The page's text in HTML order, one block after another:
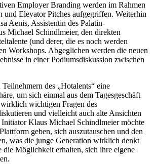
Employer Branding werden im Rahmen
und Elevator Pitches aufgegriffen. Weiterhin
Aenis, Assistentin des Palatin-
Michael Schindlmeier, den direkten
(und derer, die es noch werden
Workshops. Abgeglichen werden die neuen
in einer Podiumsdiskussion zwischen
des „Hotalents“ eine
um sich einmal aus dem Tagesgeschäft
wichtigen Fragen des
und vielleicht auch alte Ansichten
Klaus Michael Schindlmeier möchte
geben, sich auszutauschen und den
was die junge Generation wirklich denkt
Möglichkeit erhalten, sich ihre eigene